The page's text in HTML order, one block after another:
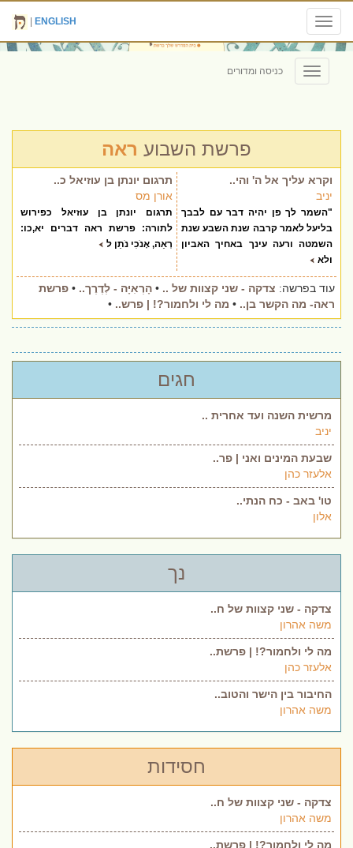
Toggle
navigation
ENGLISH
Toggle
navigation
כניסה ומדורים
פרשת השבוע ראה
וקרא עליך אל ה' והי..
יניב
"השמר לך פן יהיה דבר עם לבבך
בליעל לאמר קרבה שנת השבע שנת
השמטה ורעה עינך באחיך האביון
ולא
תרגום יונתן בן עוזיאל כ..
אורן מס
תרגום יונתן בן עוזיאל כפירוש
לתורה: פרשת ראה דברים יא,כו:
רְאֵה, אָנֹכִי נֹתֵן ל
עוד בפרשה: צדקה - שני קצוות של .. • הָרְאִיָּה - לְדֶרֶך.. • פרשת
ראה- מה הקשר בן.. • מה לי ולחמור?! | פרש.. •
חגים
מרשית השנה ועד אחרית ..
יניב
שבעת המינים ואני | פר..
אלעזר כהן
טו' באב - כח הנתי..
אלון
נך
צדקה - שני קצוות של ח..
משה אהרון
מה לי ולחמור?! | פרשת..
אלעזר כהן
החיבור בין הישר והטוב..
משה אהרון
חסידות
צדקה - שני קצוות של ח..
משה אהרון
מה לי ולחמור?! | פרשת..